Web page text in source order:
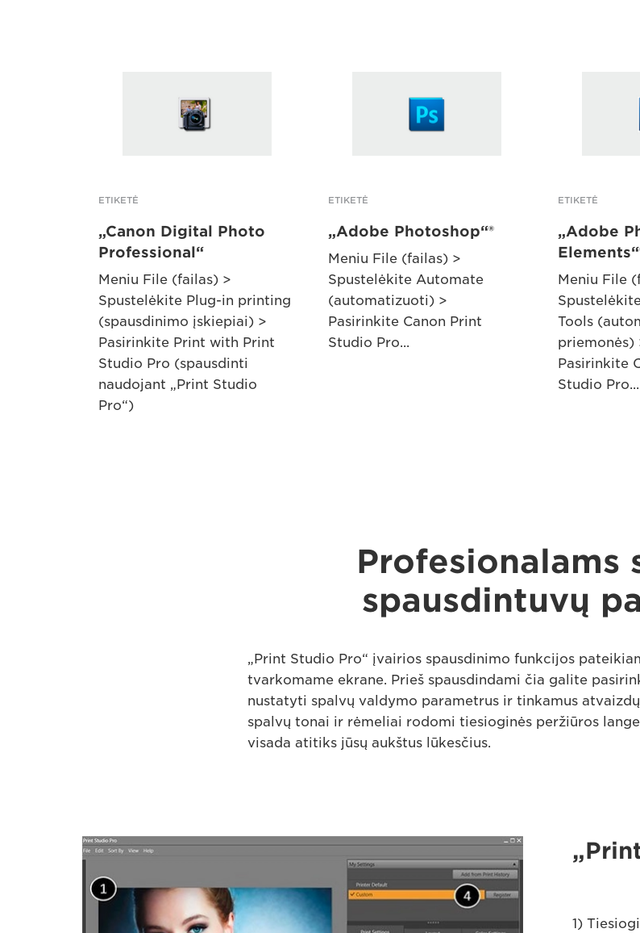
ETIKETĖ
„Canon Digital Photo
Professional“
Meniu File (failas) >
Spustelėkite Plug-in printing
(spausdinimo įskiepiai) >
Pasirinkite Print with Print
Studio Pro (spausdinti
naudojant „Print Studio
Pro“)
ETIKETĖ
„Adobe Photoshop“®
Meniu File (failas) >
Spustelėkite Automate
(automatizuoti) >
Pasirinkite Canon Print
Studio Pro...
ETIKETĖ
„Adobe
Meniu File
Tools
priemonės)
Pasirinkite
Studio Pro...
Profesionalams
spausdintuvų
„Print Studio Pro“ įvairios spausdinimo funkcijos
tvarkomame ekrane. Prieš spausdindami čia galite
nustatyti spalvų valdymo parametrus ir tinkamus
spalvų tonai ir rėmeliai rodomi tiesioginės peržiūros
visada atitiks jūsų aukštus lūkesčius.
1)